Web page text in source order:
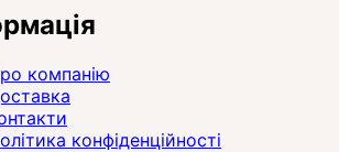
компанію
конфіденційності